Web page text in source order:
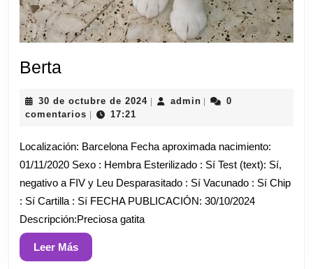
Berta
30 de octubre de 202430
de
2024
adminadmin
0
comentarios
17:21
Localización: Barcelona Fecha aproximada nacimiento:
01/11/2020 Sexo : Hembra Esterilizado : Sí Test (text): Sí,
negativo a FIV y Leu Desparasitado : Sí Vacunado : Sí Chip
: Sí Cartilla : Sí FECHA PUBLICACIÓN: 30/10/2024
Descripción:Preciosa gatita
Leer MásLeer
Más